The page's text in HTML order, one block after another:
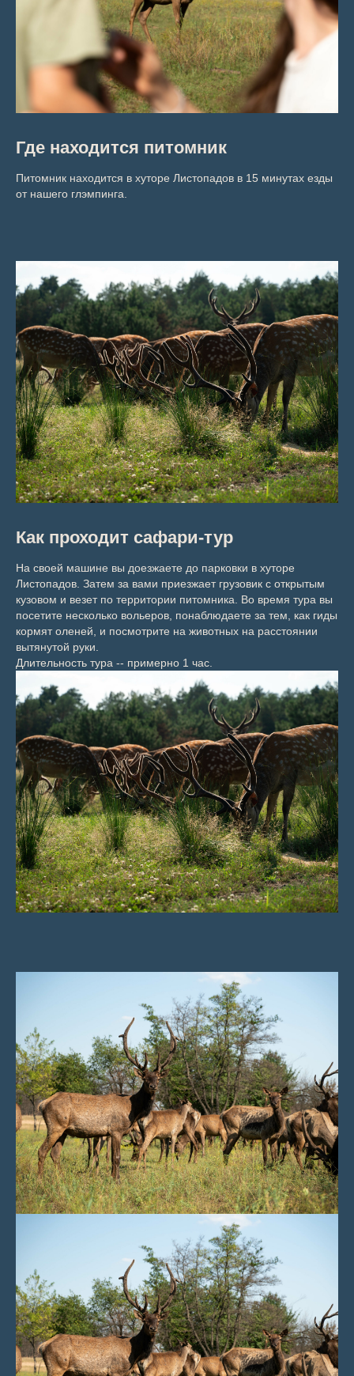
Где находится питомник
Питомник находится в хуторе Листопадов в 15 минутах езды
от нашего глэмпинга.
Как проходит сафари-тур
На своей машине вы доезжаете до парковки в хуторе
Листопадов. Затем за вами приезжает грузовик с открытым
кузовом и везет по территории питомника. Во время тура вы
посетите несколько вольеров, понаблюдаете за тем, как гиды
кормят оленей, и посмотрите на животных на расстоянии
вытянутой руки.
Длительность тура -- примерно 1 час.